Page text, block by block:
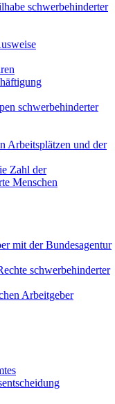
schwerbehinderter
schwerbehinderter
Arbeitsplätzen und der
Zahl der
Menschen
mit der Bundesagentur
schwerbehinderter
Arbeitgeber